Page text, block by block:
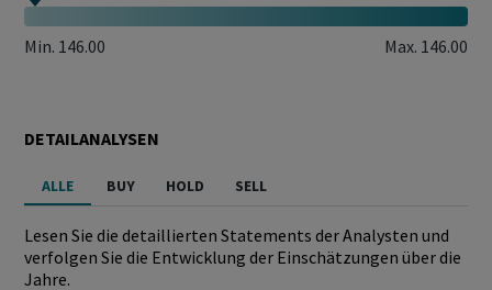
Min. 146.00 Max. 146.00
DETAILANALYSEN
ALLE BUY HOLD SELL
Lesen Sie die detaillierten Statements der Analysten und
verfolgen Sie die Entwicklung der Einschätzungen über die
Jahre.